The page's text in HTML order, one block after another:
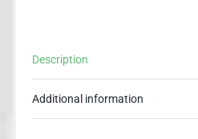
Description
Additional information